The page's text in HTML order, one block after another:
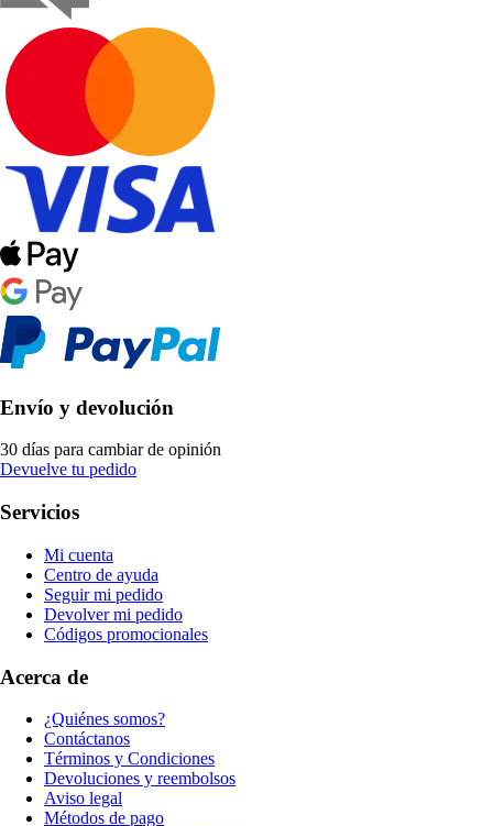
Envío y devolución
30 días para cambiar de opinión
Devuelve tu pedido
Servicios
Mi cuenta
Centro de ayuda
Seguir mi pedido
Devolver mi pedido
Códigos promocionales
Acerca de
¿Quiénes somos?
Contáctanos
Términos y Condiciones
Devoluciones y reembolsos
Aviso legal
Métodos de pago